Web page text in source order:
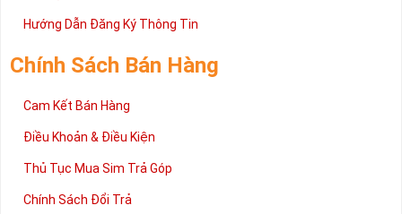
2 đang được rất nhiều khách hàng tin tưởng lựa chọn trên thị
cấp trong bài viết này sẽ giúp bạn hiểu rõ ý nghĩa và các bước đặt
mua sim số tại Sim Tiền Giang nhanh chóng nhất.
Chúc quý khách tìm được chiếc sim Tứ quý 2 như ý!
Hướng Dẫn Đăng Ký Thông Tin
Chính Sách Bán Hàng
Cam Kết Bán Hàng
Điều Khoản & Điều Kiện
Thủ Tục Mua Sim Trả Góp
Chính Sách Đổi Trả